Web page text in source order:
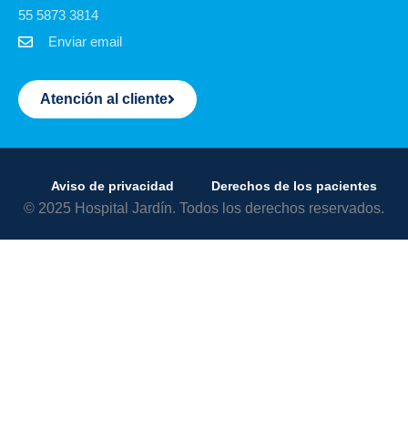
55 5873 3814
Enviar email
Atención al cliente
Aviso de privacidad Derechos de los pacientes
© 2025 Hospital Jardín. Todos los derechos reservados.